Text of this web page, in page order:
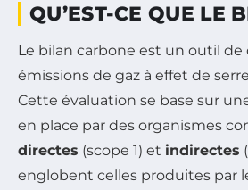
QU’EST-CE QUE LE
Le bilan carbone est un outil
émissions de gaz à effet de
Cette évaluation se base sur
en place par des organismes
directes (scope 1) et indirectes
englobent celles produites par